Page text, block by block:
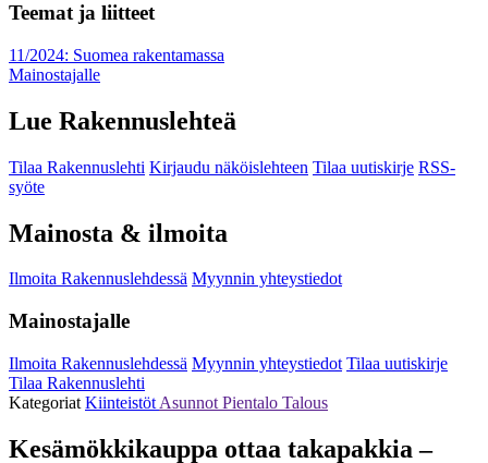
Teemat ja liitteet
11/2024: Suomea rakentamassa
Mainostajalle
Lue Rakennuslehteä
Tilaa Rakennuslehti Kirjaudu näköislehteen Tilaa uutiskirje RSS-
syöte
Mainosta & ilmoita
Ilmoita Rakennuslehdessä Myynnin yhteystiedot
Mainostajalle
Ilmoita Rakennuslehdessä Myynnin yhteystiedot Tilaa uutiskirje
Tilaa Rakennuslehti
Kategoriat Kiinteistöt Asunnot Pientalo Talous
Kesämökkikauppa ottaa takapakkia –